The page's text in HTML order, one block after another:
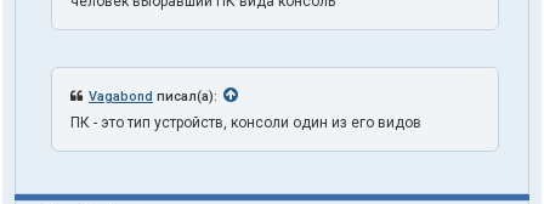
h
1
n
Vagabond писал(а):
ПК - это тип устройств, консоли один из его видов